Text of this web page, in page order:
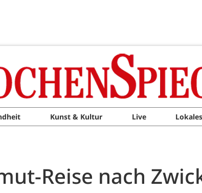
Kunst & Kultur Live Lokales
Reise nach